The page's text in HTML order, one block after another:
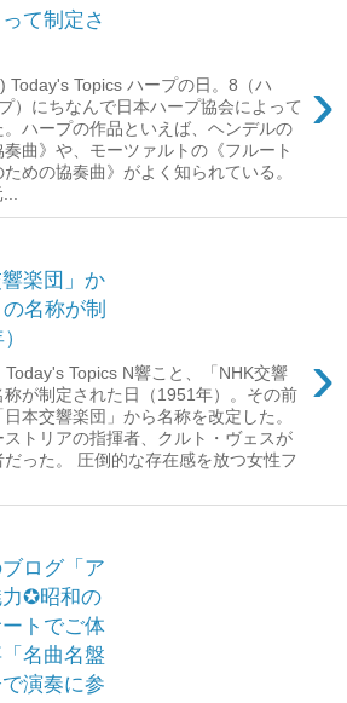
て制定さ
›
Today's Topics ハープの日。8（ハ
）にちなんで日本ハープ協会によって
。ハープの作品といえば、ヘンデルの
奏曲》や、モーツァルトの《フルート
めの協奏曲》がよく知られている。
楽団」か
名称が制
›
Topics N響こと、「NHK交響
称が制定された日（1951年）。その前
本交響楽団」から名称を改定した。
ストリアの指揮者、クルト・ヴェスが
った。 圧倒的な存在感を放つ女性フ
ログ「ア
力✪昭和の
トでご体
名曲名盤
演奏に参